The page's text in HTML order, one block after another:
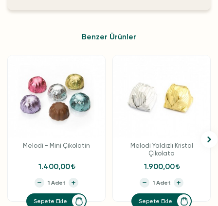
Benzer Ürünler
Melodi - Mini Çikolatin
1.400,00
Sepete Ekle
Melodi Yaldızlı Kristal
Çikolata
1.900,00
Sepete Ekle